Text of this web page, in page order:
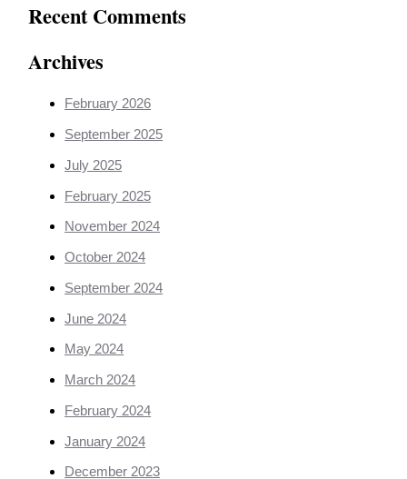
Recent Comments
Archives
February 2026
September 2025
July 2025
February 2025
November 2024
October 2024
September 2024
June 2024
May 2024
March 2024
February 2024
January 2024
December 2023